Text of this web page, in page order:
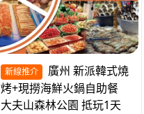
新線推介
烤+現撈海鮮火鍋自助餐
大夫山森林公園 抵玩1天